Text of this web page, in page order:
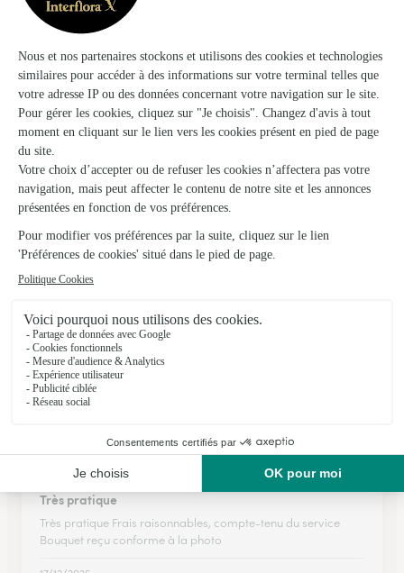
Au Bouton D’or
Bourbonne les Bains
27, rue Daprey Blache
Ils ont fait livrer des fleurs ou une plante à
★ ★ ★
Très pratique
Très pratique Frais raisonnables, compte-tenu du service
Bouquet reçu conforme à la photo